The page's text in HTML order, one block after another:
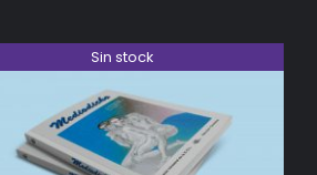
Sin stock
DETALLES